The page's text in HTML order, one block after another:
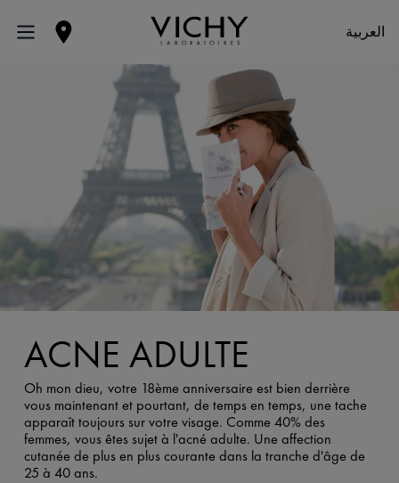
العربية
ACNÉ ADULTE
Oh mon dieu, votre 18ème anniversaire est bien derrière
vous maintenant et pourtant, de temps en temps, une tache
apparaît toujours sur votre visage. Comme 40% des
femmes, vous êtes sujet à l'acné adulte. Une affection
cutanée de plus en plus courante dans la tranche d'âge de
25 à 40 ans.